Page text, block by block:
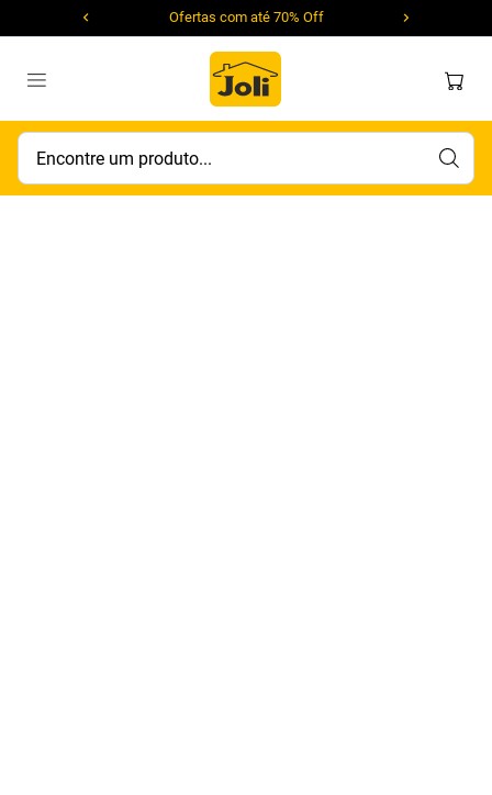
Ofertas com até 70% Off
Encontre um produto...